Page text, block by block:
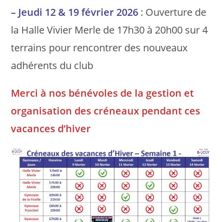
– Jeudi 12 & 19 février 2026 : Ouverture de
la Halle Vivier Merle de 17h30 à 20h00 sur 4
terrains pour rencontrer des nouveaux
adhérents du club
Merci à nos bénévoles de la gestion et
organisation des créneaux pendant ces
vacances d’hiver